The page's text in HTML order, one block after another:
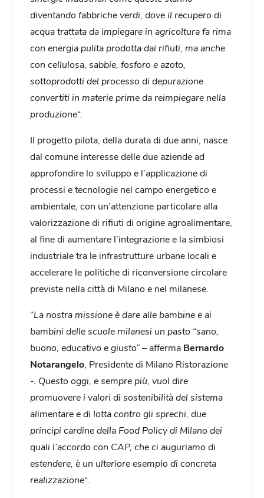
diventando fabbriche verdi, dove il recupero di
acqua trattata da impiegare in agricoltura fa rima
con energia pulita prodotta dai rifiuti, ma anche
con cellulosa, sabbie, fosforo e azoto,
sottoprodotti del processo di depurazione
convertiti in materie prime da reimpiegare nella
produzione“.
Il progetto pilota, della durata di due anni, nasce
dal comune interesse delle due aziende ad
approfondire lo sviluppo e l’applicazione di
processi e tecnologie nel campo energetico e
ambientale, con un’attenzione particolare alla
valorizzazione di rifiuti di origine agroalimentare,
al fine di aumentare l’integrazione e la simbiosi
industriale tra le infrastrutture urbane locali e
accelerare le politiche di riconversione circolare
previste nella città di Milano e nel milanese.
“La nostra missione è dare alle bambine e ai
bambini delle scuole milanesi un pasto “sano,
buono, educativo e giusto”– afferma Bernardo
Notarangelo , Presidente di Milano Ristorazione
-. Questo oggi, e sempre più vuol dire
promuovere i valori di sostenibilità del sistema
alimentare e di lotta contro gli sprechi, due
principi cardine della Food Policy di Milano dei
quali l’accordo con CAP, che ci auguriamo di
estendere, è un ulteriore esempio di concreta
realizzazione“.